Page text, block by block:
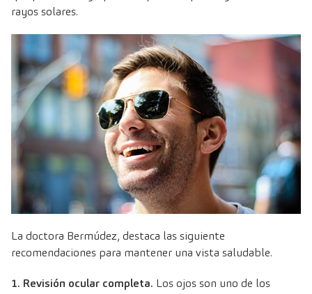
rayos solares.
La doctora Bermúdez, destaca las siguiente
recomendaciones para mantener una vista saludable.
1. Revisión ocular completa. Los ojos son uno de los